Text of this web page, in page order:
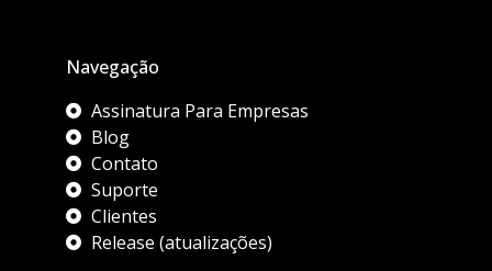
Navegação
Assinatura Para Empresas
Blog
Contato
Suporte
Clientes
Release (atualizações)